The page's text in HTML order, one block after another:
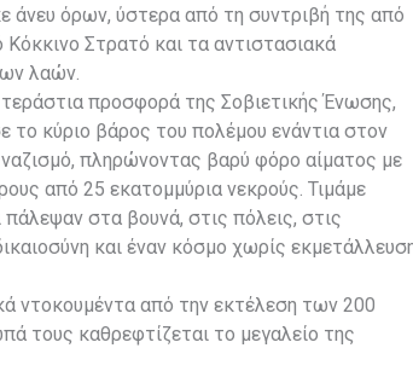
άνευ όρων, ύστερα από τη συντριβή της από
Κόκκινο Στρατό και τα αντιστασιακά
λαών.
τεράστια προσφορά της Σοβιετικής Ένωσης,
το κύριο βάρος του πολέμου ενάντια στον
πληρώνοντας βαρύ φόρο αίματος με
από 25 εκατομμύρια νεκρούς. Τιμάμε
πάλεψαν στα βουνά, στις πόλεις, στις
και έναν κόσμο χωρίς
ντοκουμέντα από την εκτέλεση των 200
τους καθρεφτίζεται το μεγαλείο της